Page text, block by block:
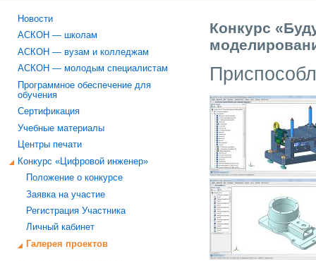
Новости
АСКОН — школам
АСКОН — вузам и колледжам
АСКОН — молодым специалистам
Программное обеспечение для
обучения
Сертификация
Учебные материалы
Центры печати
Конкурс «Цифровой инженер»
Положение о конкурсе
Заявка на участие
Регистрация Участника
Личный кабинет
Галерея проектов
Конкурс